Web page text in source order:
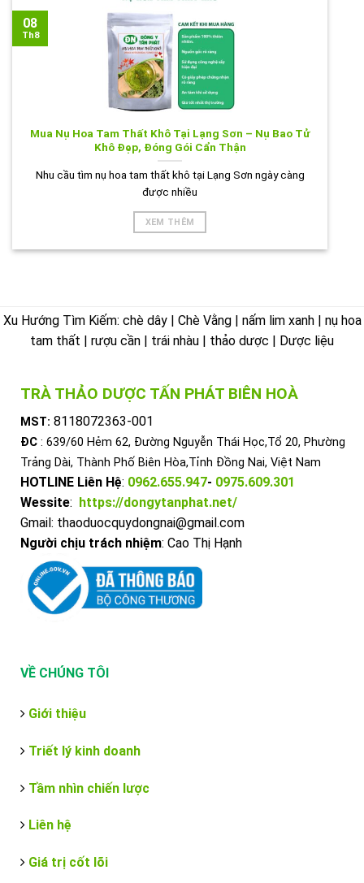
Mua Nụ Hoa Tam Thất Khô Tại Lạng Sơn – Nụ Bao Tử
Khô Đẹp, Đóng Gói Cẩn Thận
Nhu cầu tìm nụ hoa tam thất khô tại Lạng Sơn ngày càng
được nhiều
XEM THÊM
08
Th8
Xu Hướng Tìm Kiếm: chè dây | Chè Vằng | nấm lim xanh | nụ hoa
tam thất | rượu cần | trái nhàu | thảo dược | Dược liệu
TRÀ THẢO DƯỢC TẤN PHÁT BIÊN HOÀ
MST: 8118072363-001
ĐC : 639/60 Hẻm 62, Đường Nguyễn Thái Học,Tổ 20, Phường
Trảng Dài, Thành Phố Biên Hòa,Tỉnh Đồng Nai, Việt Nam
HOTLINE Liên Hệ: 0962.655.947- 0975.609.301
Wessite:
https://dongytanphat.net/
Gmail: thaoduocquydongnai@gmail.com
Người chịu trách nhiệm: Cao Thị Hạnh
VỀ CHÚNG TÔI
Giới thiệu
Triết lý kinh doanh
Tầm nhìn chiến lược
Liên hệ
Giá trị cốt lõi